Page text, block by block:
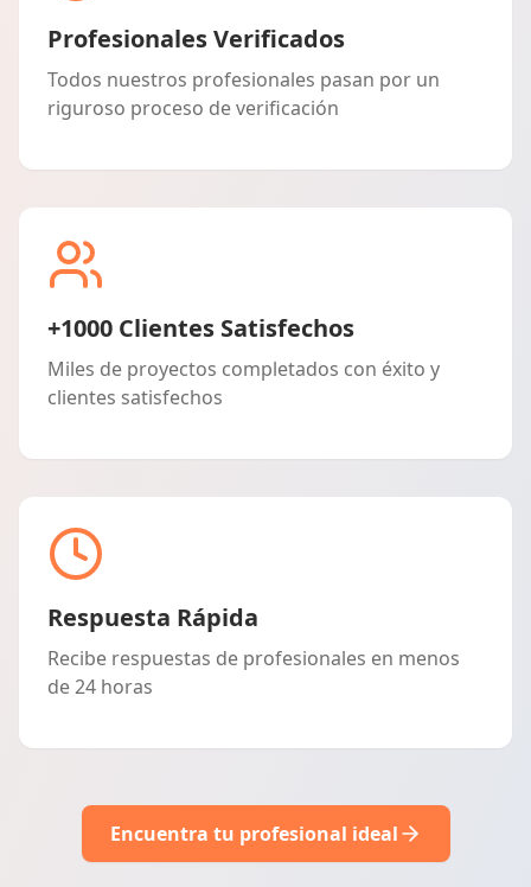
Profesionales Verificados
Todos nuestros profesionales pasan por un
riguroso proceso de verificación
+1000 Clientes Satisfechos
Miles de proyectos completados con éxito y
clientes satisfechos
Respuesta Rápida
Recibe respuestas de profesionales en menos
de 24 horas
Encuentra tu profesional ideal